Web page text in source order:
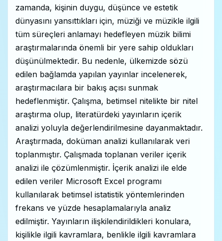
zamanda, kişinin duygu, düşünce ve estetik
dünyasını yansıttıkları için, müziği ve müzikle ilgili
tüm süreçleri anlamayı hedefleyen müzik bilimi
araştırmalarında önemli bir yere sahip oldukları
düşünülmektedir. Bu nedenle, ülkemizde sözü
edilen bağlamda yapılan yayınlar incelenerek,
araştırmacılara bir bakış açısı sunmak
hedeflenmiştir. Çalışma, betimsel nitelikte bir nitel
araştırma olup, literatürdeki yayınların içerik
analizi yoluyla değerlendirilmesine dayanmaktadır.
Araştırmada, doküman analizi kullanılarak veri
toplanmıştır. Çalışmada toplanan veriler içerik
analizi ile çözümlenmiştir. İçerik analizi ile elde
edilen veriler Microsoft Excel programı
kullanılarak betimsel istatistik yöntemlerinden
frekans ve yüzde hesaplamalarıyla analiz
edilmiştir. Yayınların ilişkilendirildikleri konulara,
kişilikle ilgili kavramlara, benlikle ilgili kavramlara